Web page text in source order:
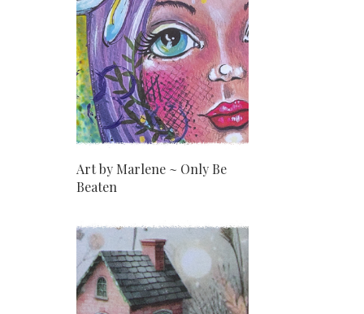
Art by Marlene ~ Only Be
Beaten